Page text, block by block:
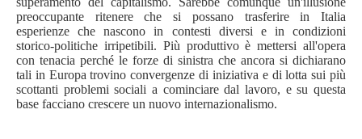
preoccupante ritenere che si possano trasferire in Italia
esperienze che nascono in contesti diversi e in condizioni
storico-politiche irripetibili. Più produttivo è mettersi all'opera
con tenacia perché le forze di sinistra che ancora si dichiarano
tali in Europa trovino convergenze di iniziativa e di lotta sui più
scottanti problemi sociali a cominciare dal lavoro, e su questa
base facciano crescere un nuovo internazionalismo.